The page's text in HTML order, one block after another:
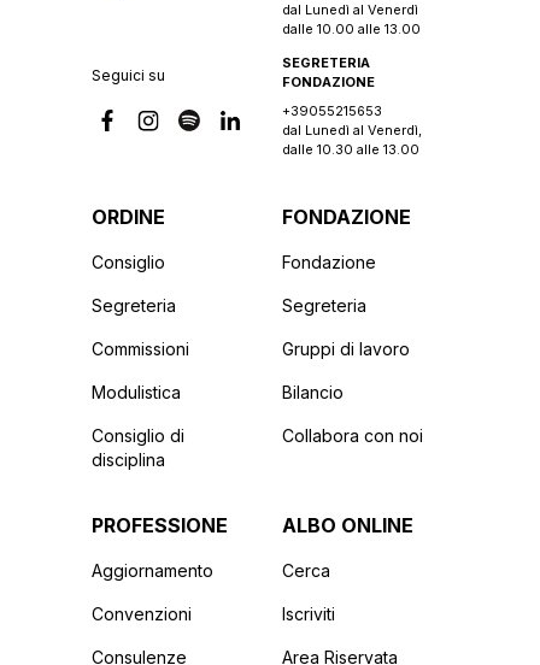
Seguici su
dal Lunedì al Venerdì
dalle 10.00 alle 13.00
SEGRETERIA
FONDAZIONE
+39055215653
dal Lunedì al Venerdì,
dalle 10.30 alle 13.00
ORDINE
Consiglio
Segreteria
Commissioni
Modulistica
Consiglio di
disciplina
FONDAZIONE
Fondazione
Segreteria
Gruppi di lavoro
Bilancio
Collabora con noi
PROFESSIONE
Aggiornamento
Convenzioni
Consulenze
ALBO ONLINE
Cerca
Iscriviti
Area Riservata